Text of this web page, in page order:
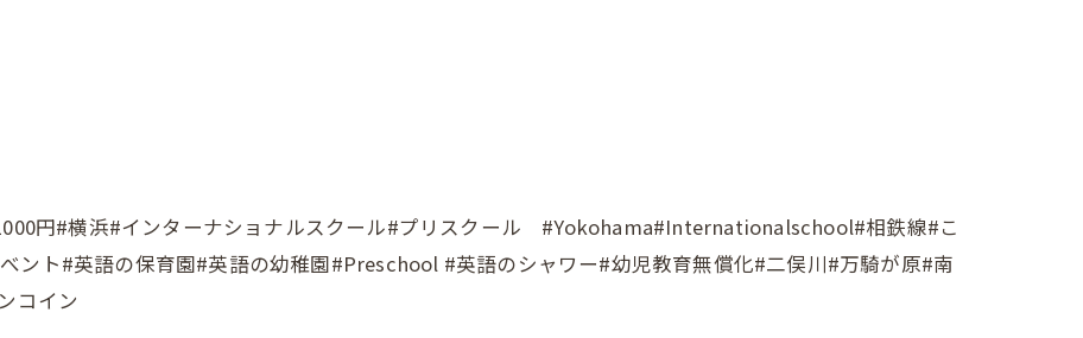
円#横浜#インターナショナルスクール#プリスクール #Yokohama#Internationalschool#相鉄線#こ
ント#英語の保育園#英語の幼稚園#Preschool #英語のシャワー#幼児教育無償化#二俣川#万騎が原#南
コイン